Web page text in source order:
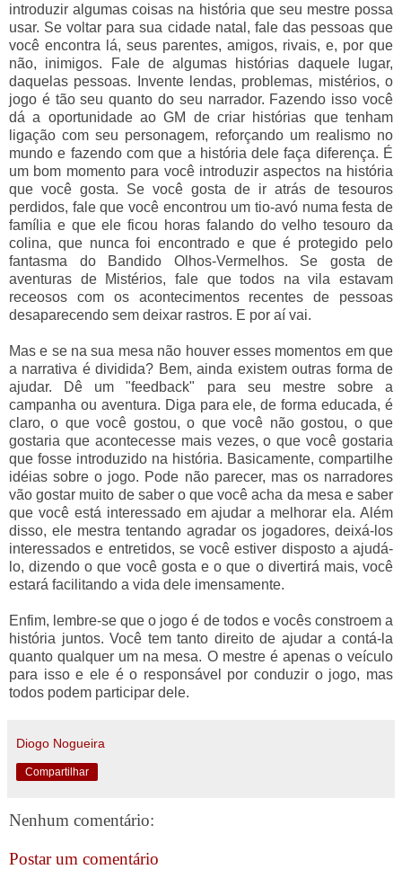
introduzir algumas coisas na história que seu mestre possa
usar. Se voltar para sua cidade natal, fale das pessoas que
você encontra lá, seus parentes, amigos, rivais, e, por que
não, inimigos. Fale de algumas histórias daquele lugar,
daquelas pessoas. Invente lendas, problemas, mistérios, o
jogo é tão seu quanto do seu narrador. Fazendo isso você
dá a oportunidade ao GM de criar histórias que tenham
ligação com seu personagem, reforçando um realismo no
mundo e fazendo com que a história dele faça diferença. É
um bom momento para você introduzir aspectos na história
que você gosta. Se você gosta de ir atrás de tesouros
perdidos, fale que você encontrou um tio-avó numa festa de
família e que ele ficou horas falando do velho tesouro da
colina, que nunca foi encontrado e que é protegido pelo
fantasma do Bandido Olhos-Vermelhos. Se gosta de
aventuras de Mistérios, fale que todos na vila estavam
receosos com os acontecimentos recentes de pessoas
desaparecendo sem deixar rastros. E por aí vai.
Mas e se na sua mesa não houver esses momentos em que
a narrativa é dividida? Bem, ainda existem outras forma de
ajudar. Dê um "feedback" para seu mestre sobre a
campanha ou aventura. Diga para ele, de forma educada, é
claro, o que você gostou, o que você não gostou, o que
gostaria que acontecesse mais vezes, o que você gostaria
que fosse introduzido na história. Basicamente, compartilhe
idéias sobre o jogo. Pode não parecer, mas os narradores
vão gostar muito de saber o que você acha da mesa e saber
que você está interessado em ajudar a melhorar ela. Além
disso, ele mestra tentando agradar os jogadores, deixá-los
interessados e entretidos, se você estiver disposto a ajudá-
lo, dizendo o que você gosta e o que o divertirá mais, você
estará facilitando a vida dele imensamente.
Enfim, lembre-se que o jogo é de todos e vocês constroem a
história juntos. Você tem tanto direito de ajudar a contá-la
quanto qualquer um na mesa. O mestre é apenas o veículo
para isso e ele é o responsável por conduzir o jogo, mas
todos podem participar dele.
Diogo Nogueira
Compartilhar
Nenhum comentário:
Postar um comentário